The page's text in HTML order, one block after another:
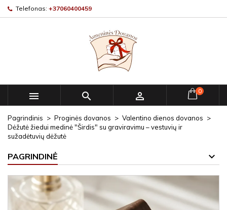
Telefonas: +37060400459
   0
Pagrindinis Proginės dovanos
Valentino dienos dovanos
Dėžutė žiedui medinė "Širdis" su graviravimu – vestuvių ir
sužadėtuvių dėžutė
PAGRINDINĖ